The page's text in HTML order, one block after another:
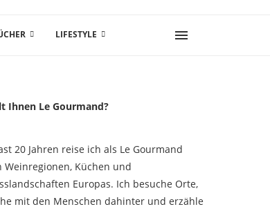
LIFESTYLE
Ihnen Le Gourmand?
20 Jahren reise ich als Le Gourmand
Weinregionen, Küchen und
Europas. Ich besuche Orte,
mit den Menschen dahinter und erzähle